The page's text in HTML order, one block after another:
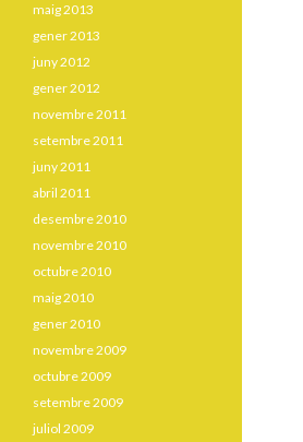
maig 2013
gener 2013
juny 2012
gener 2012
novembre 2011
setembre 2011
juny 2011
abril 2011
desembre 2010
novembre 2010
octubre 2010
maig 2010
gener 2010
novembre 2009
octubre 2009
setembre 2009
juliol 2009